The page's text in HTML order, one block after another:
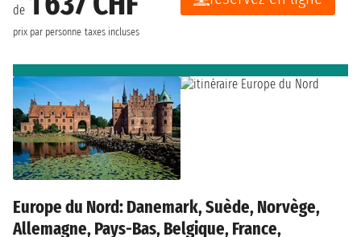
de
prix par personne taxes incluses
Europe du Nord: Danemark, Suède, Norvège,
Allemagne, Pays-Bas, Belgique, France,